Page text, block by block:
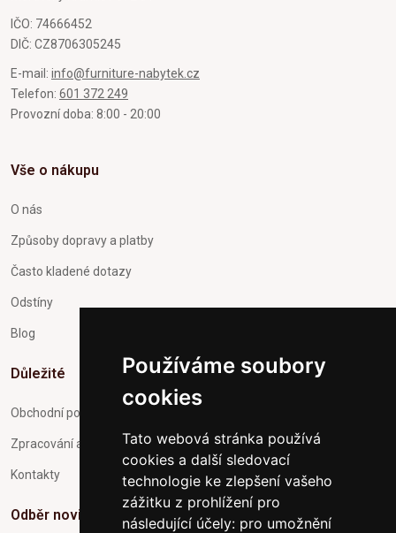
Používáme soubory
cookies
Tato webová stránka používá
cookies a další sledovací
technologie ke zlepšení vašeho
zážitku z prohlížení pro
následující účely: pro umožnění
IČO: 74666452
DIČ: CZ8706305245
E-mail: info@furniture-nabytek.cz
Telefon: 601 372 249
Provozní doba: 8:00 - 20:00
Vše o nákupu
O nás
Způsoby dopravy a platby
Často kladené dotazy
Odstíny
Blog
Důležité
Obchodní podmínky
Zpracování a ochrana osobních údajů
Kontakty
Odběr novinek